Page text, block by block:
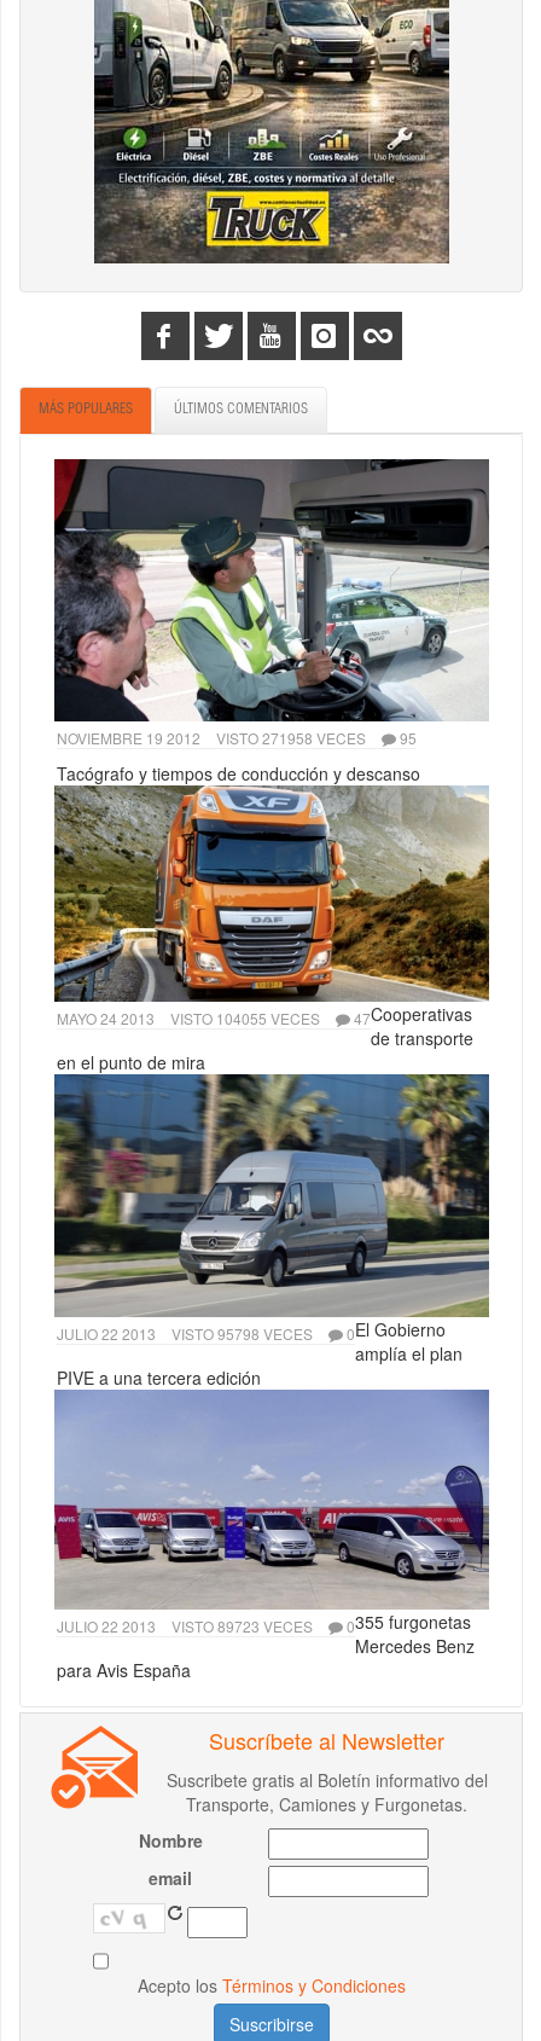
MÁS POPULARES ÚLTIMOS COMENTARIOS
NOVIEMBRE 19 2012 VISTO 271958 VECES 95
Tacógrafo y tiempos de conducción y descanso
MAYO 24 2013 VISTO 104055 VECES 47Cooperativas
de transporte
en el punto de mira
JULIO 22 2013 VISTO 95798 VECES 0El Gobierno
amplía el plan
PIVE a una tercera edición
JULIO 22 2013 VISTO 89723 VECES 0355 furgonetas
Mercedes Benz
para Avis España
Suscríbete al Newsletter
Suscribete gratis al Boletín informativo del
Transporte, Camiones y Furgonetas.
Nombre
email
Acepto los Términos y Condiciones